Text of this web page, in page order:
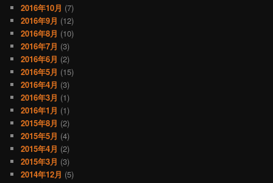
2016年10月 (7)
2016年9月 (12)
2016年8月 (10)
2016年7月 (3)
2016年6月 (2)
2016年5月 (15)
2016年4月 (3)
2016年3月 (1)
2016年1月 (1)
2015年8月 (2)
2015年5月 (4)
2015年4月 (2)
2015年3月 (3)
2014年12月 (5)